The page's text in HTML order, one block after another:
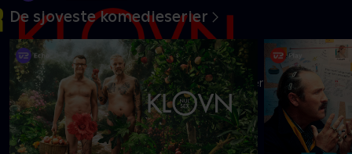
Danmarks pinligste makkerpar Frank og Casper navigerer livet
med tvivlsom succes
Mere info
De sjoveste komedieserier